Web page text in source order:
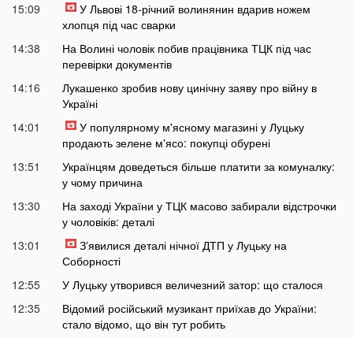
15:09
У Львові 18-річний волинянин вдарив ножем
хлопця під час сварки
14:38
На Волині чоловік побив працівника ТЦК під час
перевірки документів
14:16
Лукашенко зробив нову цинічну заяву про війну в
Україні
14:01
У популярному м'ясному магазині у Луцьку
продають зелене м'ясо: покупці обурені
13:51
Українцям доведеться більше платити за комуналку:
у чому причина
13:30
На заході України у ТЦК масово забирали відстрочки
у чоловіків: деталі
13:01
Зʼявилися деталі нічної ДТП у Луцьку на
Соборності
12:55
У Луцьку утворився величезний затор: що сталося
12:35
Відомий російський музикант приїхав до України:
стало відомо, що він тут робить